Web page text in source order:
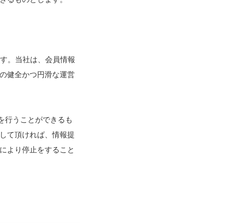
。当社は、会員情報
健全かつ円滑な運営
行うことができるも
て頂ければ、情報提
より停止をすること